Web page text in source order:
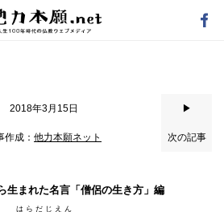
2018年3月15日
作成： 他力本願ネット
▶
次の記事
生まれた名言「僧侶の生き方」編
はらだ じえん